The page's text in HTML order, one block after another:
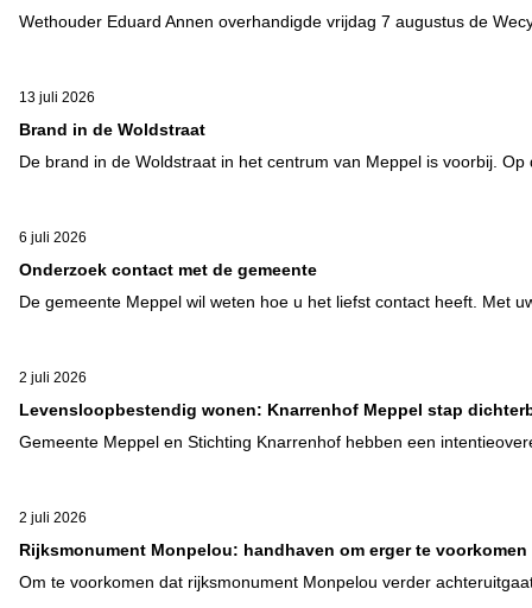
Wethouder Eduard Annen overhandigde vrijdag 7 augustus de
Brand in de Woldstraat
13 juli 2026
De brand in de Woldstraat in het centrum van Meppel is voorbij.
Onderzoek contact met de gemeente
6 juli 2026
De gemeente Meppel wil weten hoe u het liefst contact heeft. Met
Levensloopbestendig wonen: Knarrenhof Meppel stap
2 juli 2026
Gemeente Meppel en Stichting Knarrenhof hebben een
Rijksmonument Monpelou: handhaven om erger te voorkomen
2 juli 2026
Om te voorkomen dat rijksmonument Monpelou verder